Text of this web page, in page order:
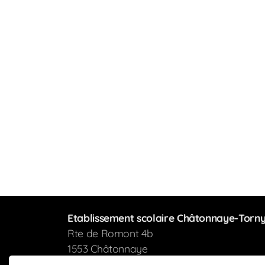
Etablissement scolaire Châtonnaye-
Rte de Romont 4b
1553 Châtonnaye